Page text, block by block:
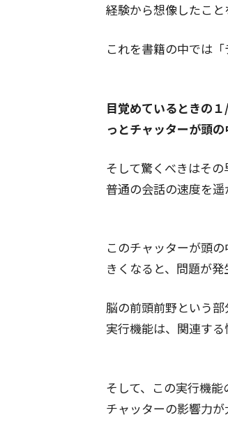
経験から想像したこと
これを書籍の中では
目覚めているときの
っとチャッターが頭
そして驚くべきはその
普通の会話の速度を遥
このチャッターが頭
きくなると、問題が発
脳の前頭前野という部
実行機能は、関連す
そして、この実行機能
チャッターの影響力